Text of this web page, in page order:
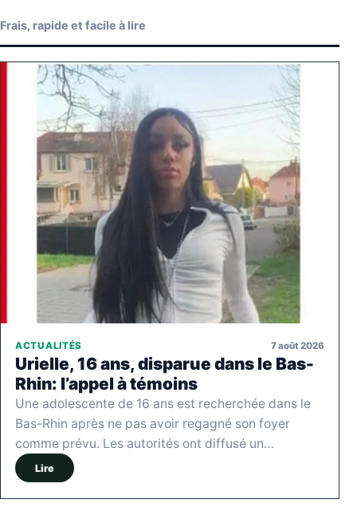
Frais, rapide et facile à lire
ACTUALITÉS 7 août 2026
Urielle, 16 ans, disparue dans le Bas-
Rhin: l’appel à témoins
Une adolescente de 16 ans est recherchée dans le
Bas-Rhin après ne pas avoir regagné son foyer
comme prévu. Les autorités ont diffusé un…
Lire